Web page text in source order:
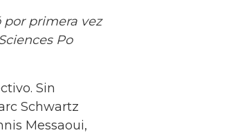
primera vez
Po
Sin
Schwartz
Messaoui,